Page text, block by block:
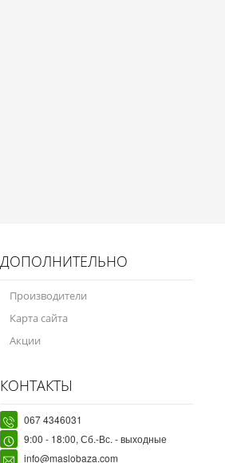
ДОПОЛНИТЕЛЬНО
Производители
Карта сайта
Акции
КОНТАКТЫ
067 4346031
9:00 - 18:00, Сб.-Вс. - выходные
info@maslobaza.com